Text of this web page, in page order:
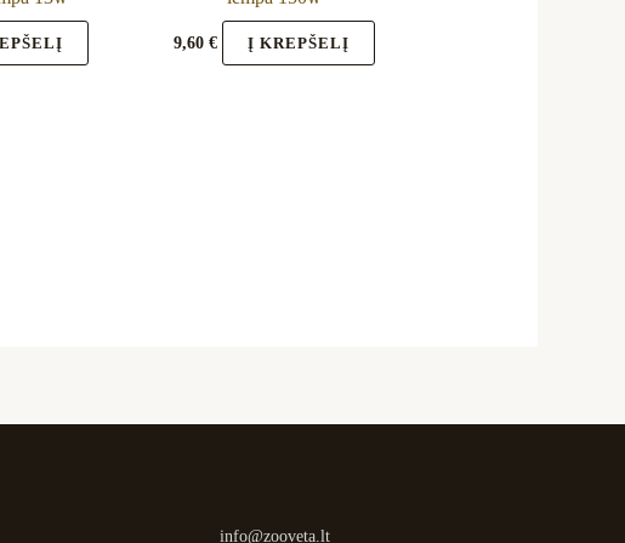
9,60€ Į KREPŠELĮ
info@zooveta.lt